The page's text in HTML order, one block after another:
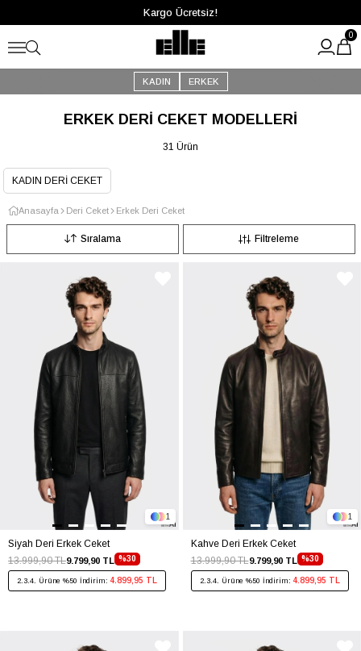
Kargo Ücretsiz!
KADIN ERKEK
0
ERKEK DERI CEKET MODELLERI
31 Ürün
KADIN DERİ CEKET
Anasayfa Deri Ceket Erkek Deri Ceket
Filtreleme
Sıralama
Siyah Deri Erkek Ceket
%30
9.799,90 TL
13.999,90 TL
2.3.4. Ürüne %50 İndirim: 4.899,95 TL
1
Kahve Deri Erkek Ceket
%30
9.799,90 TL
13.999,90 TL
2.3.4. Ürüne %50 İndirim: 4.899,95 TL
1